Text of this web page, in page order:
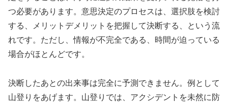
つ必要があります。意思決定のプロセスは、選択肢を検討
する、メリットデメリットを把握して決断する、という流
れです。ただし、情報が不完全である、時間が迫っている
場合がほとんどです。
決断したあとの出来事は完全に予測できません。例として
山登りをあげます。山登りでは、アクシデントを未然に防